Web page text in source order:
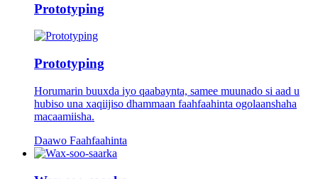
Prototyping
Prototyping
Horumarin buuxda iyo qaabaynta, samee muunado si aad u
hubiso una xaqiijiso dhammaan faahfaahinta ogolaanshaha
macaamiisha.
Daawo Faahfaahinta